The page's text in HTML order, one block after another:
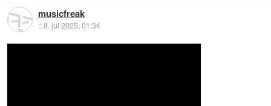
musicfreak
::8. jul 2025, 01:34